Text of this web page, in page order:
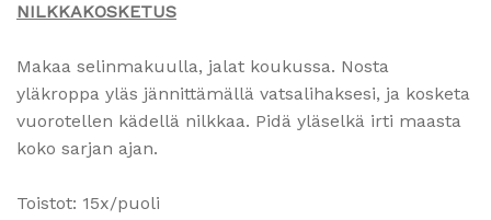
NILKKAKOSKETUS
Makaa selinmakuulla, jalat koukussa. Nosta
yläkroppa yläs jännittämällä vatsalihaksesi, ja kosketa
vuorotellen kädellä nilkkaa. Pidä yläselkä irti maasta
koko sarjan ajan.
Toistot: 15x/puoli